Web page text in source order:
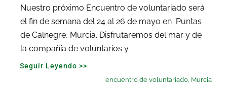
Nuestro próximo Encuentro de voluntariado será
el fin de semana del 24 al 26 de mayo en Puntas
de Calnegre, Murcia. Disfrutaremos del mar y de
la compañía de voluntarios y
Seguir Leyendo >>
encuentro de voluntariado Murcia